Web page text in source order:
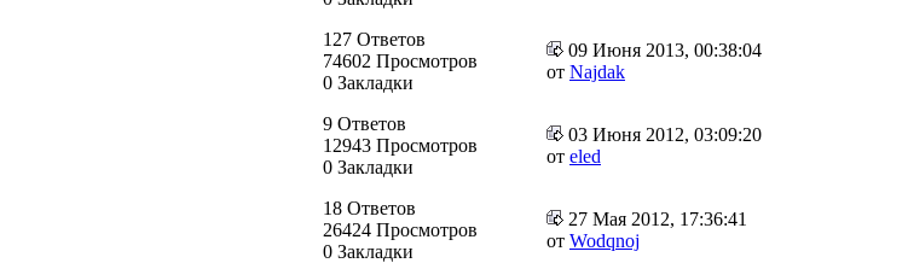
127 Ответов
74602 Просмотров
0 Закладки
09 Июня 2013, 00:38:04
от Najdak
9 Ответов
12943 Просмотров
0 Закладки
03 Июня 2012, 03:09:20
от eled
18 Ответов
26424 Просмотров
0 Закладки
27 Мая 2012, 17:36:41
от Wodqnoj